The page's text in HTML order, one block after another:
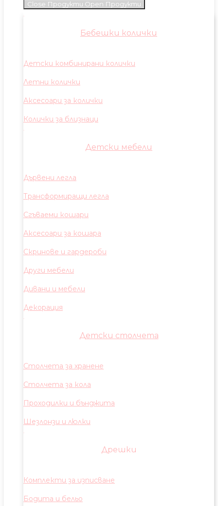
Close Продукти Open Продукти
Бебешки колички
Детски комбинирани колички
Летни колички
Аксесоари за колички
Колички за близнаци
Детски мебели
Дървени легла
Трансформиращи легла
Сгъваеми кошари
Аксесоари за кошара
Скринове и гардероби
Други мебели
Дивани и мебели
Декорация
Детски столчета
Столчета за хранене
Столчета за кола
Проходилки и бънджита
Шезлонзи и люлки
Дрешки
Комплекти за изписване
Бодита и бельо